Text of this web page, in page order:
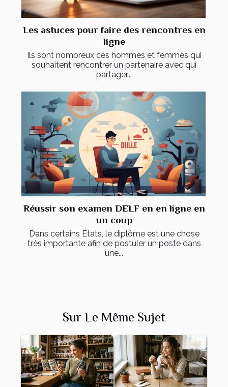
Les astuces pour faire des rencontres en
ligne
Ils sont nombreux ces hommes et femmes qui
souhaitent rencontrer un partenaire avec qui
partager...
Réussir son examen DELF en en ligne en
un coup
Dans certains États, le diplôme est une chose
très importante afin de postuler un poste dans
une...
Sur Le Même Sujet